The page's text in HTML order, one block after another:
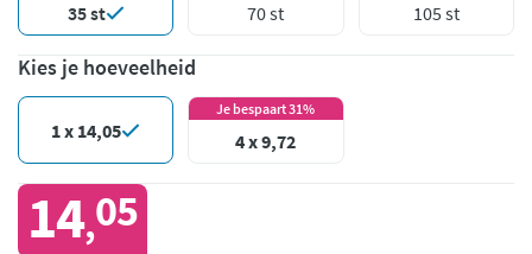
35 st 70 st 105 st
Kies je hoeveelheid
1 x 14,05
Je bespaart 31%
4 x 9,72
14,05